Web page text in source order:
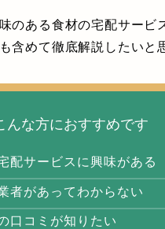
のある食材の宅配サービ
含めて徹底解説したいと
んな方におすすめです
配サービスに興味がある
者があってわからない
口コミが知りたい